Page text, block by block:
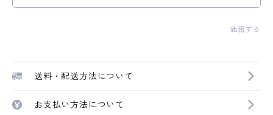
通報する
送料・配送方法について
お支払い方法について